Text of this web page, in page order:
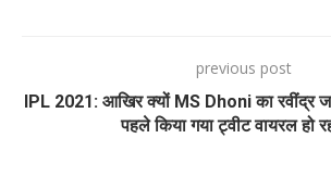
previous post
IPL 2021: आखिर क्यों MS Dhoni का रवींद्र
पहले किया गया ट्वीट वायरल हो